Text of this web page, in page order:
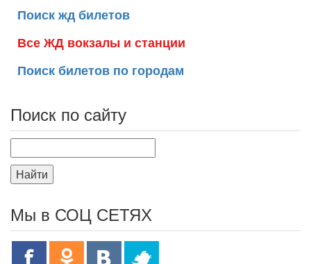
Поиск жд билетов
Все ЖД вокзалы и станции
Поиск билетов по городам
Поиск по сайту
Найти
Мы в СОЦ СЕТЯХ